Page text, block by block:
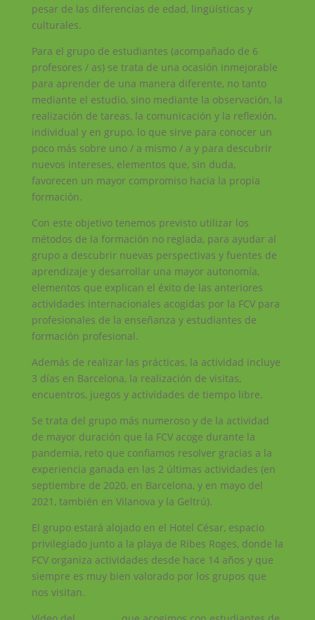
pesar de las diferencias de edad, lingüísticas y
culturales.
Para el grupo de estudiantes (acompañado de 6
profesores / as) se trata de una ocasión inmejorable
para aprender de una manera diferente, no tanto
mediante el estudio, sino mediante la observación, la
realización de tareas, la comunicación y la reflexión,
individual y en grupo, lo que sirve para conocer un
poco más sobre uno / a mismo / a y para descubrir
nuevos intereses, elementos que, sin duda,
favorecen un mayor compromiso hacia la propia
formación.
Con este objetivo tenemos previsto utilizar los
métodos de la formación no reglada, para ayudar al
grupo a descubrir nuevas perspectivas y fuentes de
aprendizaje y desarrollar una mayor autonomía,
elementos que explican el éxito de las anteriores
actividades internacionales acogidas por la FCV para
profesionales de la enseñanza y estudiantes de
formación profesional.
Además de realizar las prácticas, la actividad incluye
3 días en Barcelona, la realización de visitas,
encuentros, juegos y actividades de tiempo libre.
Se trata del grupo más numeroso y de la actividad
de mayor duración que la FCV acoge durante la
pandemia, reto que confiamos resolver gracias a la
experiencia ganada en las 2 últimas actividades (en
septiembre de 2020, en Barcelona, ​​y en mayo del
2021, también en Vilanova y la Geltrú).
El grupo estará alojado en el Hotel César, espacio
privilegiado junto a la playa de Ribes Roges, donde la
FCV organiza actividades desde hace 14 años y que
siempre es muy bien valorado por los grupos que
nos visitan.